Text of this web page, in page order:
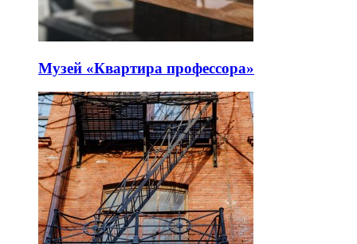
Музей «Квартира профессора»